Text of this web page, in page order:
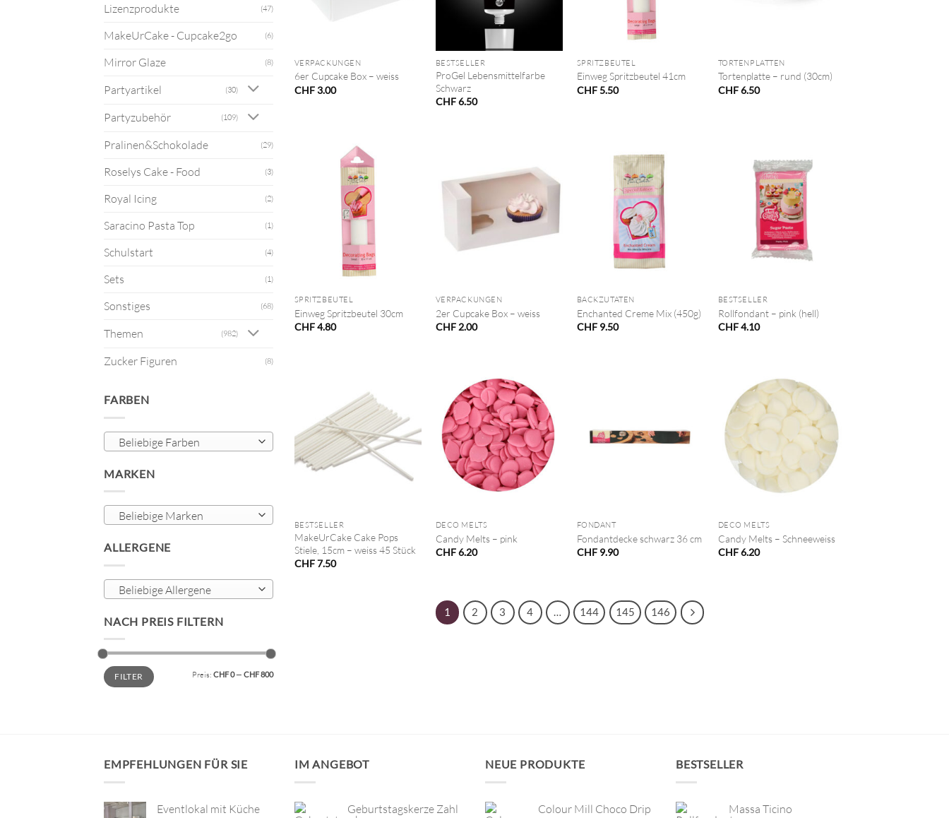
Lizenzprodukte (47)
MakeUrCake - Cupcake2go (6)
Mirror Glaze (8)
Partyartikel (30)
Partyzubehör (109)
Pralinen&Schokolade (29)
Roselys Cake - Food (3)
Royal Icing (2)
Saracino Pasta Top (1)
Schulstart (4)
Sets (1)
Sonstiges (68)
Themen (982)
Zucker Figuren (8)
FARBEN
Beliebige Farben
MARKEN
Beliebige Marken
ALLERGENE
Beliebige Allergene
NACH PREIS FILTERN
Min.
Preis
Max.
PreisFILTER Preis: CHF 0— CHF 800
VERPACKUNGEN
6er Cupcake Box – weiss
CHF3.00
BESTSELLER
ProGel Lebensmittelfarbe
Schwarz
CHF6.50
SPRITZBEUTEL
Einweg Spritzbeutel 41cm
CHF5.50
TORTENPLATTEN
Tortenplatte – rund (30cm)
CHF6.50
SPRITZBEUTEL
Einweg Spritzbeutel 30cm
CHF4.80
VERPACKUNGEN
2er Cupcake Box – weiss
CHF2.00
BACKZUTATEN
Enchanted Creme Mix (450g)
CHF9.50
BESTSELLER
Rollfondant – pink (hell)
CHF4.10
BESTSELLER
MakeUrCake Cake Pops
Stiele, 15cm – weiss 45 Stück
CHF7.50
DECO MELTS
Candy Melts – pink
CHF6.20
FONDANT
Fondantdecke schwarz 36 cm
CHF9.90
DECO MELTS
Candy Melts – Schneeweiss
CHF6.20
1 2 3 4 … 144 145 146
EMPFEHLUNGEN FÜR SIE
Eventlokal mit Küche
IM ANGEBOT
Geburtstagskerze Zahl
NEUE PRODUKTE
Colour Mill Choco Drip
BESTSELLER
Massa Ticino